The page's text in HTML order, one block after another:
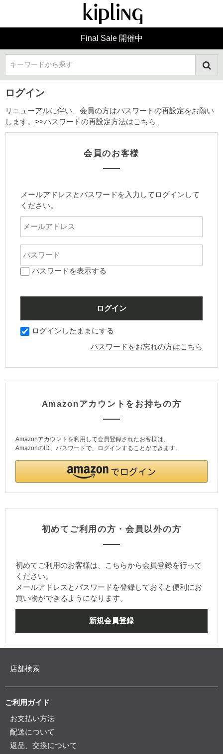
Final Sale 開催中
キーワードから探す
ログイン
リニューアルに伴い、会員の方はパスワードの再設定をお願い
します。 >>パスワードの再設定方法はこちら
会員のお客様
メールアドレスとパスワードを入力してログインして
ください。
パスワードを表示する
ログインしたままにする
パスワードをお忘れの方はこちら
Amazonアカウントをお持ちの方
Amazonアカウントを利用して会員登録されたお客様は、
AmazonのID、パスワードで、ログインすることができます。
初めてご利用の方・会員以外の方
初めてご利用のお客様は、こちらから会員登録を行って
ください。
メールアドレスとパスワードを登録しておくと便利にお
買い物ができるようになります。
店舗検索
ご利用ガイド
お支払い方法
配送について
返品、交換について